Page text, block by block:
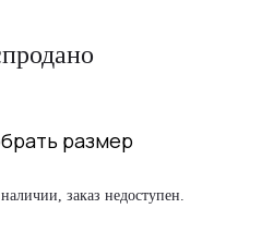
размер
заказ недоступен.